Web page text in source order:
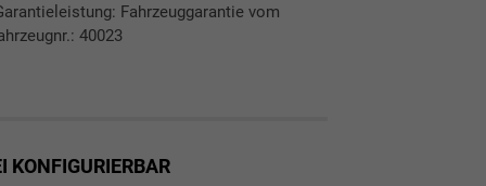
Fahrzeuggarantie vom
40023
KONFIGURIERBAR